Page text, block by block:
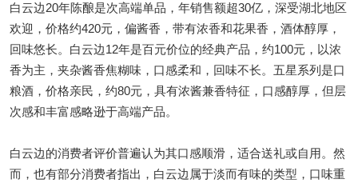
白云边20年陈酿是次高端单品，年销售额超30亿，深受湖北地区
欢迎，价格约420元，偏酱香，带有浓香和花果香，酒体醇厚，
回味悠长。白云边12年是百元价位的经典产品，约100元，以浓
香为主，夹杂酱香焦糊味，口感柔和，回味不长。五星系列是口
粮酒，价格亲民，约80元，具有浓酱兼香特征，口感醇厚，但层
次感和丰富感略逊于高端产品。
白云边的消费者评价普遍认为其口感顺滑，适合送礼或自用。然
而，也有部分消费者指出，白云边属于淡而有味的类型，口味重